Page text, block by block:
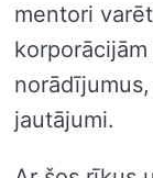
mentori
jautājumi.